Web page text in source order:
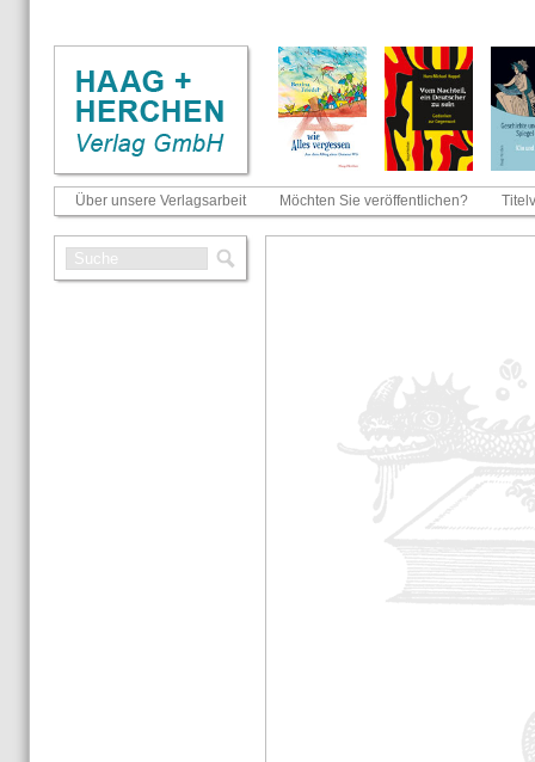
Über unsere Verlagsarbeit Möchten Sie veröffentlichen?